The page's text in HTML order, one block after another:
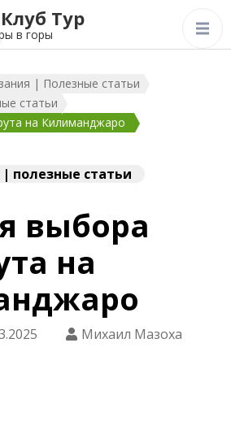
Тур
в горы
| Полезные статьи
статьи
на Килиманджаро
полезные статьи
выбора
на
Михаил Мазоха